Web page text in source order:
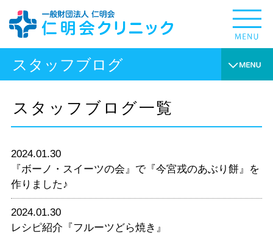
スタッフブログ一覧
2024.01.30
『ボーノ・スイーツの会』で『今宮戎のあぶり餅』を
作りました♪
2024.01.30
レシピ紹介『フルーツどら焼き』
スタッフブログ